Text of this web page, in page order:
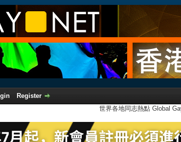
Register
世界各地同志熱點 Global